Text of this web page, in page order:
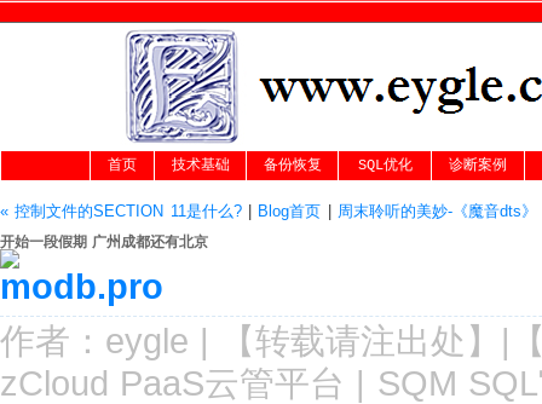
首页 技术基础 备份恢复 SQL优化 诊断案例
« 控制文件的SECTION 11是什么?| Blog首页 周末聆听的美妙-《魔音dts》
开始一段假期 广州成都还有北京
作者： eygle | 【转载请注出处 】|
zCloud PaaS云管平台 | SQM